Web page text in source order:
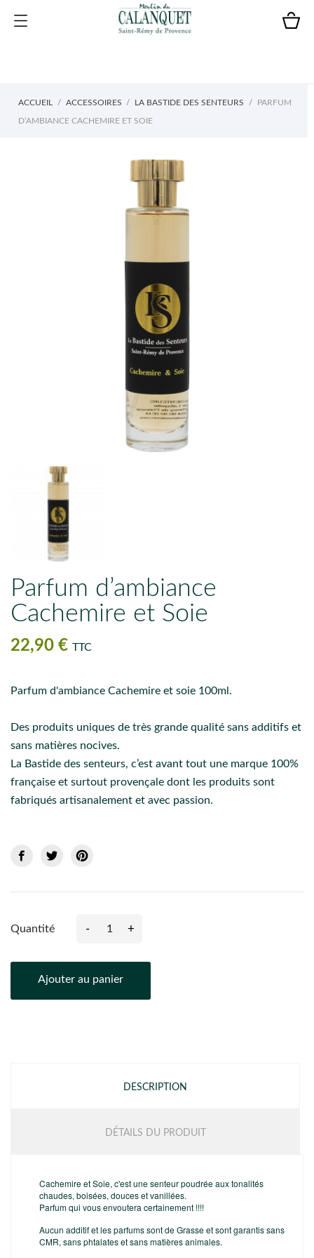
ACCUEIL ACCESSOIRES LA BASTIDE DES SENTEURS PARFUM
D’AMBIANCE CACHEMIRE ET SOIE
Parfum d’ambiance
Cachemire et Soie
22,90 € TTC
Parfum d'ambiance Cachemire et soie 100ml.
Des produits uniques de très grande qualité sans additifs et
sans matières nocives.
La Bastide des senteurs, c’est avant tout une marque 100%
française et surtout provençale dont les produits sont
fabriqués artisanalement et avec passion.
Quantité - +
Ajouter au panier
DESCRIPTION
DÉTAILS DU PRODUIT
Cachemire et Soie, c'est une senteur poudrée aux tonalités
chaudes, boisées, douces et vanillées.
Parfum qui vous envoutera certainement !!!!
Aucun additif et les parfums sont de Grasse et sont garantis sans
CMR, sans phtalates et sans matières animales.